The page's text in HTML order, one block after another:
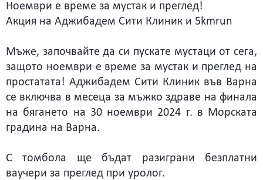
Ноември е време за мустак и преглед!
Акция на Аджибадем Сити Клиник и 5kmrun
Мъже, започвайте да си пускате мустаци от сега,
защото ноември е време за мустак и преглед на
простатата! Аджибадем Сити Клиник във Варна
се включва в месеца за мъжко здраве на финала
на бягането на 30 ноември 2024 г. в Морската
градина на Варна.
С томбола ще бъдат разиграни безплатни
ваучери за преглед при уролог.